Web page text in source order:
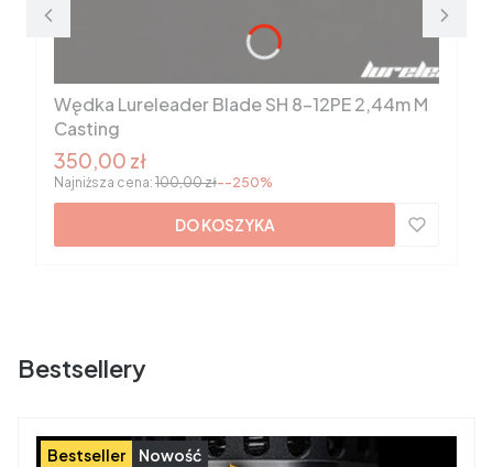
Wędka Lureleader Blade SH 8-12PE 2,44m M
Casting
Cena promocyjna
350,00 zł
Najniższa cena: 100,00 zł--250%
DO KOSZYKA
Bestsellery
Bestseller Nowość